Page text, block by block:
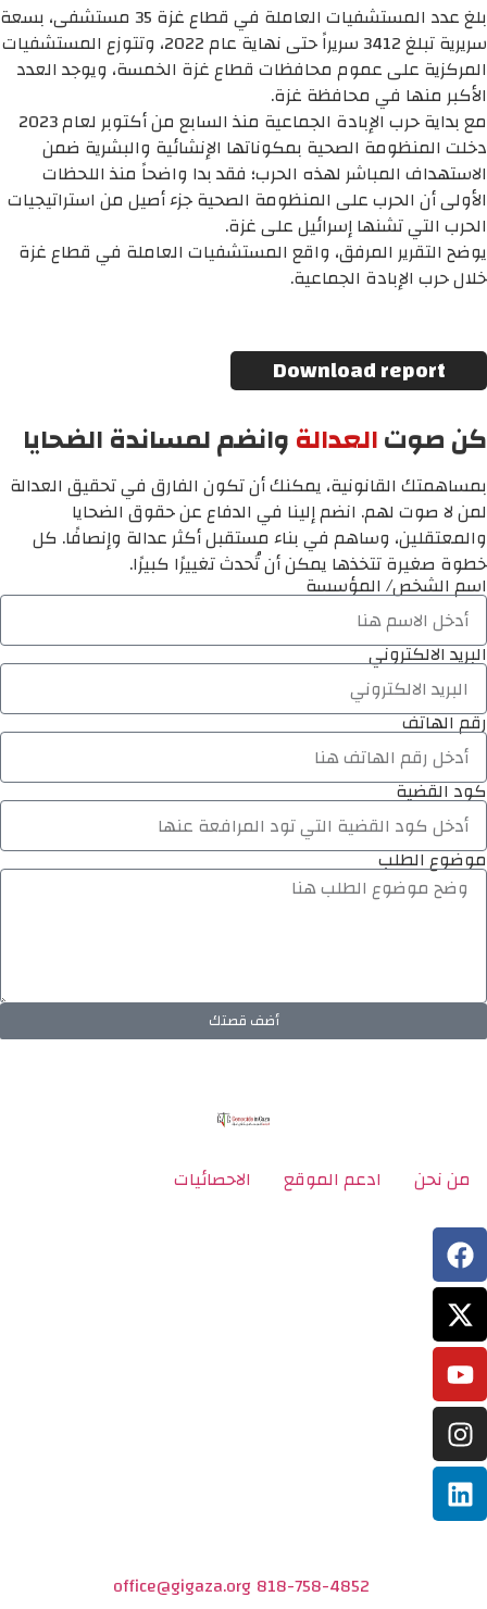
بلغ عدد المستشفيات العاملة في قطاع غزة 35 مستشفى، بسعة
سريرية تبلغ 3412 سريراً حتى نهاية عام 2022، وتتوزع المستشفيات
المركزية على عموم محافظات قطاع غزة الخمسة، ويوجد العدد
الأكبر منها في محافظة غزة.
مع بداية حرب الإبادة الجماعية منذ السابع من أكتوبر لعام 2023
دخلت المنظومة الصحية بمكوناتها الإنشائية والبشرية ضمن
الاستهداف المباشر لهذه الحرب؛ فقد بدا واضحاً منذ اللحظات
الأولى أن الحرب على المنظومة الصحية جزء أصيل من استراتيجيات
الحرب التي تشنها إسرائيل على غزة.
يوضح التقرير المرفق، واقع المستشفيات العاملة في قطاع غزة
خلال حرب الإبادة الجماعية.
Download report
كن صوتالعدالةوانضم لمساندة الضحايا
بمساهمتك القانونية، يمكنك أن تكون الفارق في تحقيق العدالة
لمن لا صوت لهم. انضم إلينا في الدفاع عن حقوق الضحايا
والمعتقلين، وساهم في بناء مستقبل أكثر عدالة وإنصافًا. كل
خطوة صغيرة تتخذها يمكن أن تُحدث تغييرًا كبيرًا.
اسم الشخص/ المؤسسة
البريد الالكتروني
رقم الهاتف
كود القضية
موضوع الطلب
أضف قصتك
من نحن ادعم الموقع الاحصائيات
818-758-4852
office@gigaza.org